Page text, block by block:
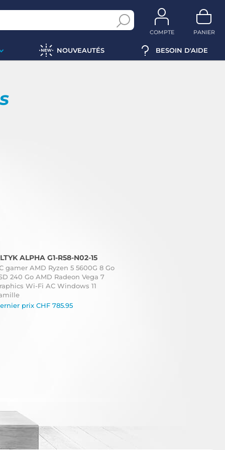
COMPTE PANIER
NOUVEAUTÉS BESOIN D'AIDE
ALPHA G1-R58-N02-15
gamer AMD Ryzen 5 5600G 8 Go
240 Go AMD Radeon Vega 7
Wi-Fi AC Windows 11
prix CHF785.95